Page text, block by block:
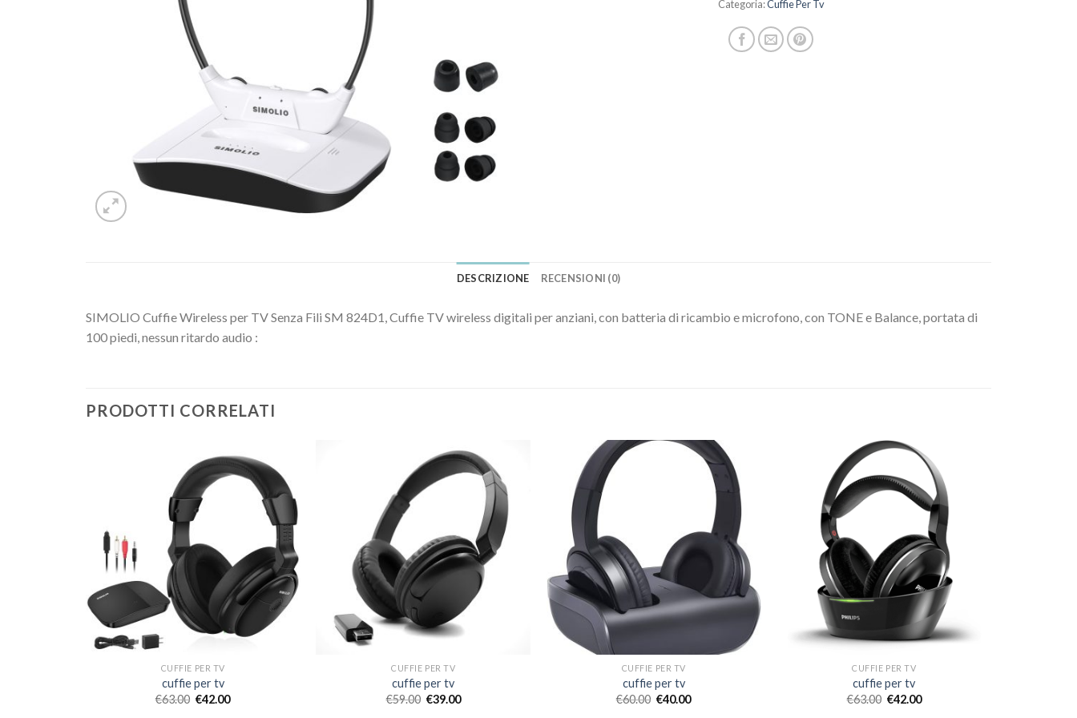
Categoria:Cuffie Per Tv
DESCRIZIONE RECENSIONI (0)
SIMOLIO Cuffie Wireless per TV Senza Fili SM 824D1, Cuffie TV wireless digitali per anziani, con batteria di ricambio e microfono, con TONE e Balance, portata di
100 piedi, nessun ritardo audio :
PRODOTTI CORRELATI
CUFFIE PER TV
cuffie per tv
€63.00 €42.00
CUFFIE PER TV
cuffie per tv
€59.00 €39.00
CUFFIE PER TV
cuffie per tv
€60.00 €40.00
CUFFIE PER TV
cuffie per tv
€63.00 €42.00